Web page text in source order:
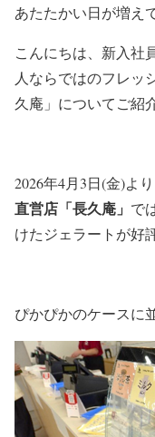
あたたかい日が増え
こんにちは、新入社
人ならではのフレッ
久庵」についてご紹
2026年4月3日(金)よ
直営店「長久庵」 で
けたジェラートが好
ぴかぴかのケースに